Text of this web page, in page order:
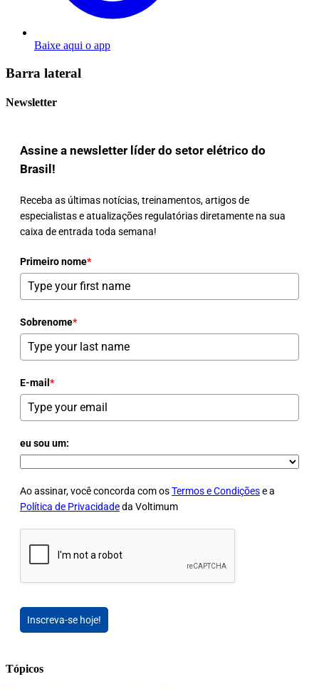
Baixe aqui o app
Barra lateral
Newsletter
Assine a newsletter líder do setor elétrico do
Brasil!
Receba as últimas notícias, treinamentos, artigos de
especialistas e atualizações regulatórias diretamente na sua
caixa de entrada toda semana!
Primeiro nome*
Sobrenome*
E-mail *
eu sou um:
Ao assinar, você concorda com osTermos e Condiçõese a
Política de Privacidadeda Voltimum
Inscreva-se hoje!
Tópicos